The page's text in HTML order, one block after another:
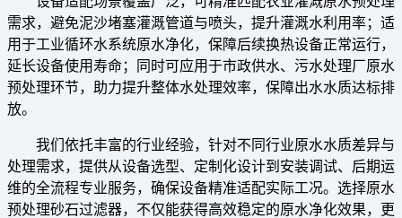
需求，避免泥沙堵塞灌溉管道与喷头，提升灌溉水利用率；适
用于工业循环水系统原水净化，保障后续换热设备正常运行，
延长设备使用寿命；同时可应用于市政供水、污水处理厂原水
预处理环节，助力提升整体水处理效率，保障出水水质达标排
放。
我们依托丰富的行业经验，针对不同行业原水水质差异与
处理需求，提供从设备选型、定制化设计到安装调试、后期运
维的全流程专业服务，确保设备精准适配实际工况。选择原水
预处理砂石过滤器，不仅能获得高效稳定的原水净化效果，更